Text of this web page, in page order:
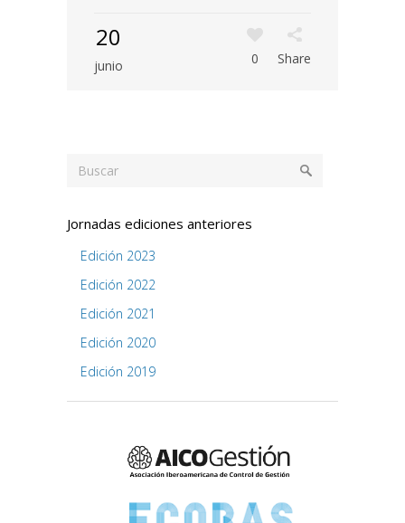
20
junio 0 Share
Jornadas ediciones anteriores
Edición 2023
Edición 2022
Edición 2021
Edición 2020
Edición 2019